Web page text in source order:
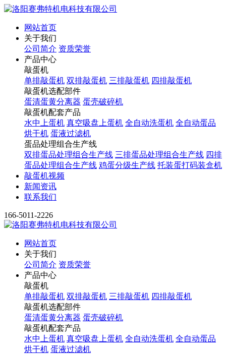
网站首页
关于我们
公司简介 资质荣誉
产品中心
敲蛋机
单排敲蛋机 双排敲蛋机 三排敲蛋机 四排敲蛋机
敲蛋机选配部件
蛋清蛋黄分离器 蛋壳破碎机
敲蛋机配套产品
水中上蛋机 真空吸盘上蛋机 全自动洗蛋机 全自动蛋品
烘干机 蛋液过滤机
蛋品处理组合生产线
双排蛋品处理组合生产线 三排蛋品处理组合生产线 四排
蛋品处理组合生产线 鸡蛋分级生产线 托装蛋打码装盒机
敲蛋机视频
新闻资讯
联系我们
166-5011-2226
网站首页
关于我们
公司简介 资质荣誉
产品中心
敲蛋机
单排敲蛋机 双排敲蛋机 三排敲蛋机 四排敲蛋机
敲蛋机选配部件
蛋清蛋黄分离器 蛋壳破碎机
敲蛋机配套产品
水中上蛋机 真空吸盘上蛋机 全自动洗蛋机 全自动蛋品
烘干机 蛋液过滤机